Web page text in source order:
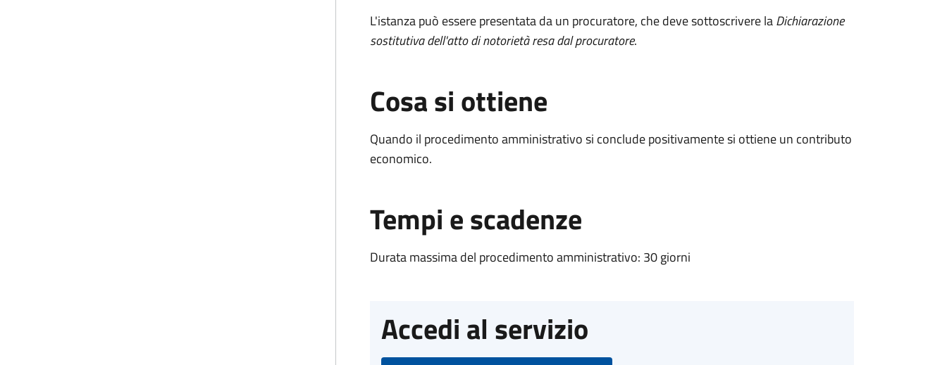
L'istanza può essere presentata da un procuratore, che deve sottoscrivere laDichiarazione
sostitutiva dell'atto di notorietà resa dal procuratore.
Cosa si ottiene
Quando il procedimento amministrativo si conclude positivamente si ottiene un contributo
economico.
Tempi e scadenze
Durata massima del procedimento amministrativo: 30 giorni
Accedi al servizio